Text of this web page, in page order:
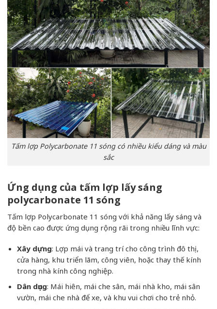
Tấm lợp Polycarbonate 11 sóng có nhiều kiểu dáng và màu
sắc
Ứng dụng của tấm lợp lấy sáng
polycarbonate 11 sóng
Tấm lợp Polycarbonate 11 sóng với khả năng lấy sáng và
độ bền cao được ứng dụng rộng rãi trong nhiều lĩnh vực:
Xây dựng: Lợp mái và trang trí cho công trình đô thị,
cửa hàng, khu triển lãm, công viên, hoặc thay thế kính
trong nhà kính công nghiệp.
Dân dụng: Mái hiên, mái che sân, mái nhà kho, mái sân
vườn, mái che nhà để xe, và khu vui chơi cho trẻ nhỏ.